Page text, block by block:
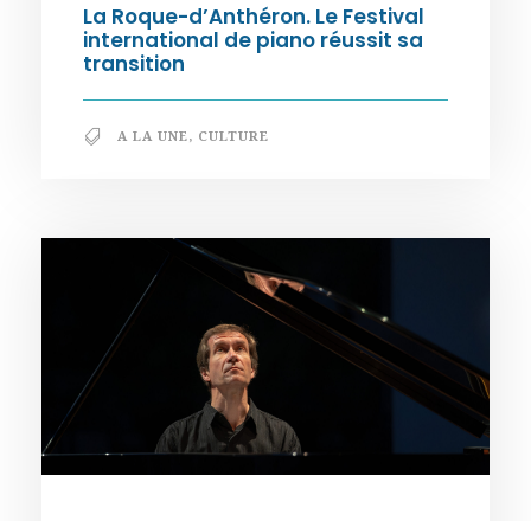
La Roque-d’Anthéron. Le Festival
international de piano réussit sa
transition
A LA UNE, CULTURE